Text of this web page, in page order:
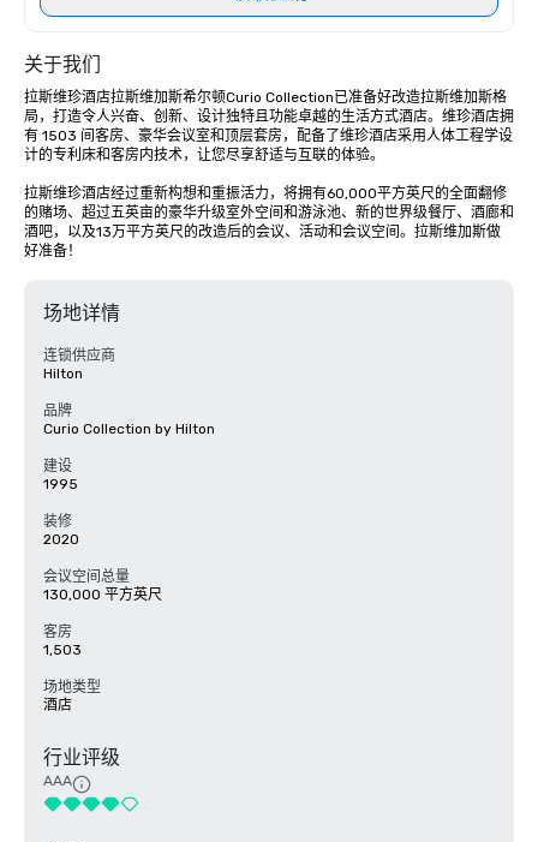
关于我们
拉斯维珍酒店拉斯维加斯希尔顿Curio Collection已准备好改造拉斯维加斯格
局，打造令人兴奋、创新、设计独特且功能卓越的生活方式酒店。维珍酒店拥
有 1503 间客房、豪华会议室和顶层套房，配备了维珍酒店采用人体工程学设
计的专利床和客房内技术，让您尽享舒适与互联的体验。
拉斯维珍酒店经过重新构想和重振活力，将拥有60,000平方英尺的全面翻修
的赌场、超过五英亩的豪华升级室外空间和游泳池、新的世界级餐厅、酒廊和
酒吧，以及13万平方英尺的改造后的会议、活动和会议空间。拉斯维加斯做
好准备！
场地详情
连锁供应商
Hilton
品牌
Curio Collection by Hilton
建设
1995
装修
2020
会议空间总量
130,000 平方英尺
客房
1,503
场地类型
酒店
行业评级
AAA